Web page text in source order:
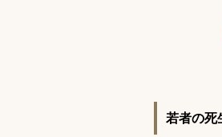
若者の死